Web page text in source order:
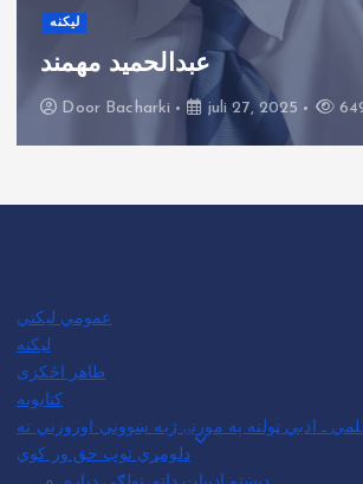
لیکنه
عبدالحمید مهمند
Door Bacharki juli 27, 2025
عمومي لیکني
لیکنه
طاهر اڅکزی
کتابونه
ـ ادبي ټولنه په مورنۍ ژبه ښووني اوروزني ته
دلومړي توب حق ور کوي